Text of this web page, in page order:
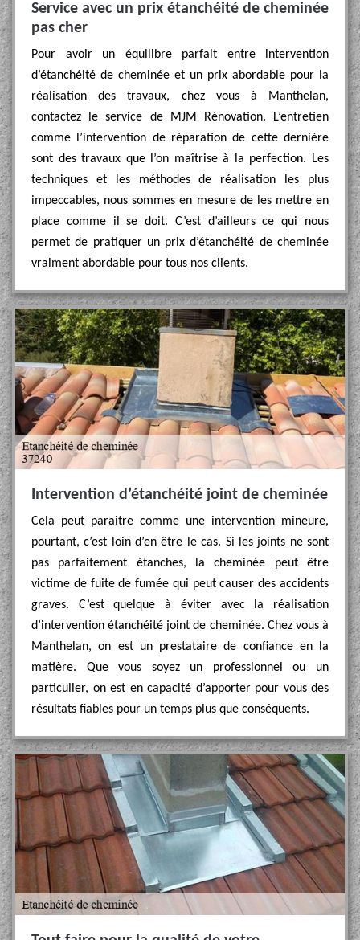
Service avec un prix étanchéité de cheminée
pas cher
Pour avoir un équilibre parfait entre intervention
d’étanchéité de cheminée et un prix abordable pour la
réalisation des travaux, chez vous à Manthelan,
contactez le service de MJM Rénovation. L’entretien
comme l’intervention de réparation de cette dernière
sont des travaux que l’on maîtrise à la perfection. Les
techniques et les méthodes de réalisation les plus
impeccables, nous sommes en mesure de les mettre en
place comme il se doit. C’est d’ailleurs ce qui nous
permet de pratiquer un prix d’étanchéité de cheminée
vraiment abordable pour tous nos clients.
Intervention d’étanchéité joint de cheminée
Cela peut paraitre comme une intervention mineure,
pourtant, c’est loin d’en être le cas. Si les joints ne sont
pas parfaitement étanches, la cheminée peut être
victime de fuite de fumée qui peut causer des accidents
graves. C’est quelque à éviter avec la réalisation
d’intervention étanchéité joint de cheminée. Chez vous à
Manthelan, on est un prestataire de confiance en la
matière. Que vous soyez un professionnel ou un
particulier, on est en capacité d’apporter pour vous des
résultats fiables pour un temps plus que conséquents.